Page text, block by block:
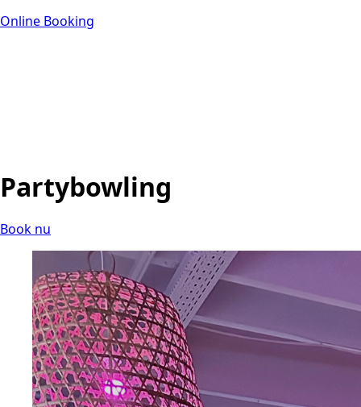
Online Booking
Partybowling
Book nu